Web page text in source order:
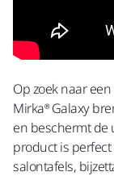
Op zoek naar
Mirka® Galaxy
en beschermt de
product is
salontafels,